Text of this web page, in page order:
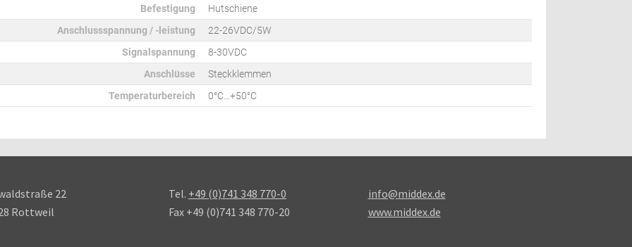
Befestigung
Hutschiene
Anschlussspannung / -leistung
22-26VDC/5W
Signalspannung
8-30VDC
Anschlüsse
Steckklemmen
Temperaturbereich
0°C…+50°C
22
Rottweil
Tel. +49 (0)741 348 770-0
Fax +49 (0)741 348 770-20
info@middex.de
www.middex.de